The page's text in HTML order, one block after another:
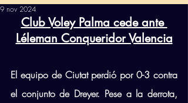
9 nov 2024
Club Voley Palma cede ante
Léleman Conqueridor Valencia
El equipo de Ciutat perdió por 0-3 contra
el conjunto de Dreyer. Pese a la derrota,